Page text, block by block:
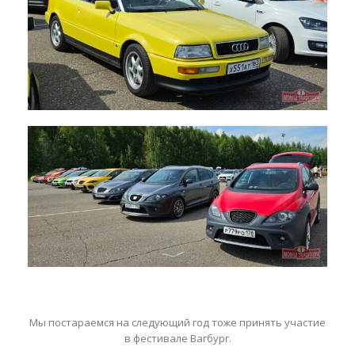
Мы постараемся на следующий год тоже принять участие
в фестивале Вагбург.